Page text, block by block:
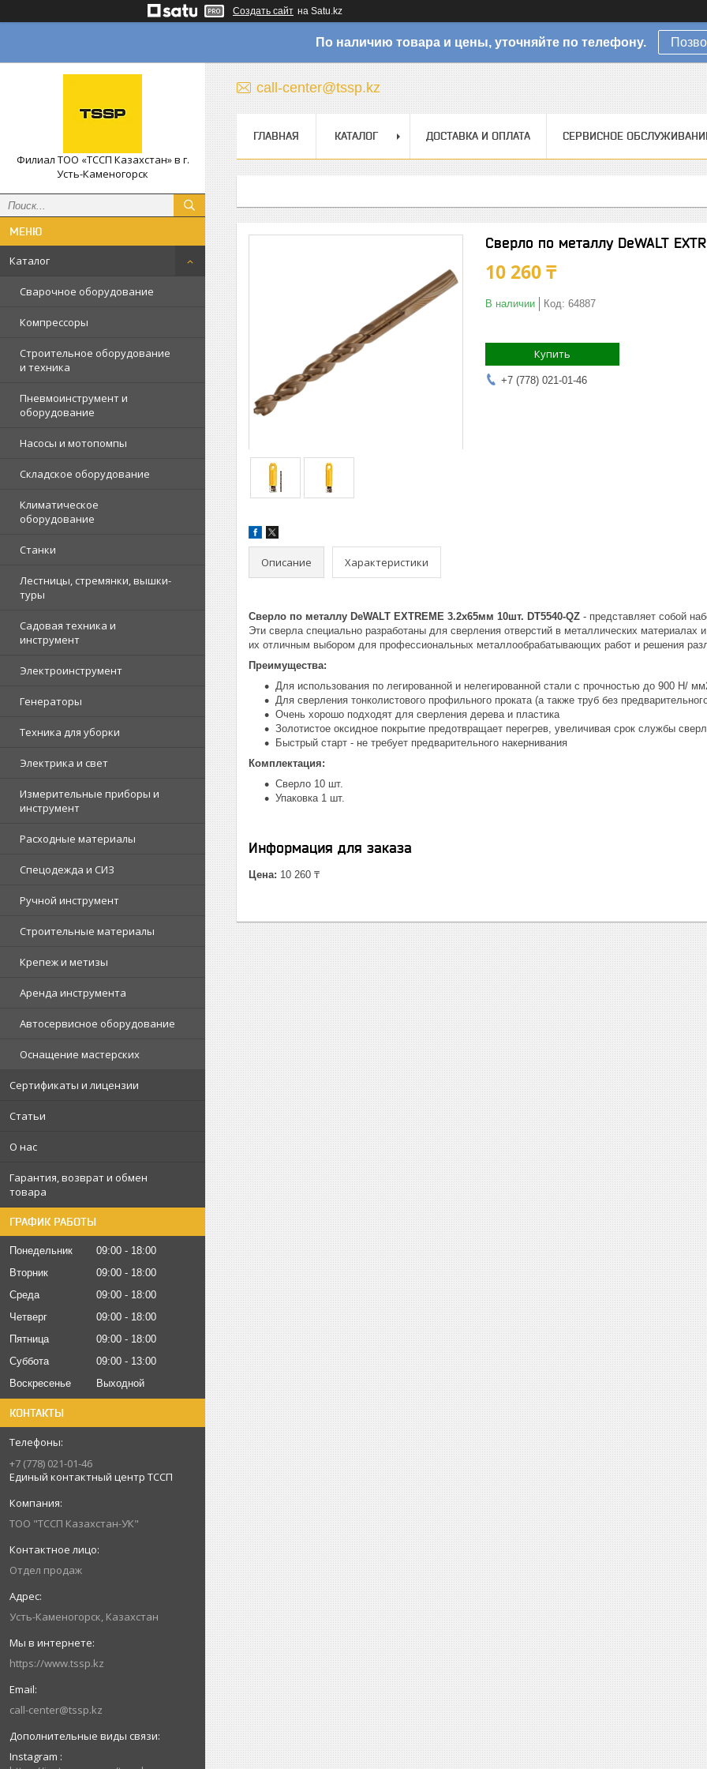
Создать сайт на Satu.kz
По наличию товара и цены, уточняйте по телефону.
Филиал ТОО «ТССП Казахстан» в г.
Усть-Каменогорск
Каталог
Сварочное оборудование
Компрессоры
Строительное оборудование
и техника
Пневмоинструмент и
оборудование
Насосы и мотопомпы
Складское оборудование
Климатическое
оборудование
Станки
Лестницы, стремянки, вышки-
туры
Садовая техника и
инструмент
Электроинструмент
Генераторы
Техника для уборки
Электрика и свет
Измерительные приборы и
инструмент
Расходные материалы
Спецодежда и СИЗ
Ручной инструмент
Строительные материалы
Крепеж и метизы
Аренда инструмента
Автосервисное оборудование
Оснащение мастерских
Сертификаты и лицензии
Статьи
О нас
Гарантия, возврат и обмен
товара
ГРАФИК РАБОТЫ
Понедельник 09:00
18:00
Вторник
09:00
18:00
Среда
09:00
18:00
Четверг
09:00
18:00
Пятница
09:00
18:00
Суббота
09:00
13:00
Воскресенье
Выходной
КОНТАКТЫ
+7 (778) 021-01-46
Единый контактный центр ТССП
ТОО "ТССП Казахстан-УК"
Отдел продаж
Усть-Каменогорск, Казахстан
https://www.tssp.kz
call-center@tssp.kz
Instagram
call-center@tssp.kz
ГЛАВНАЯ КАТАЛОГ ДОСТАВКА И ОПЛАТА СЕРВИСНОЕ
Сверло по металлу DeWALT
10 260 ₸
В наличии Код: 64887
Купить
+7 (778) 021-01-46
Описание Характеристики
Сверло по металлу DeWALT EXTREME 3.2х65мм 10шт. DT5540-QZ - представляет собой
Эти сверла специально разработаны для сверления отверстий в металлических
их отличным выбором для профессиональных металлообрабатывающих работ и решения
Преимущества:
Для использования по легированной и нелегированной стали с прочностью до 900 Н/
Для сверления тонколистового профильного проката (а также труб без
Очень хорошо подходят для сверления дерева и пластика
Золотистое оксидное покрытие предотвращает перегрев, увеличивая срок службы
Быстрый старт - не требует предварительного накернивания
Комплектация:
Сверло 10 шт.
Упаковка 1 шт.
Информация для заказа
Цена: 10 260 ₸